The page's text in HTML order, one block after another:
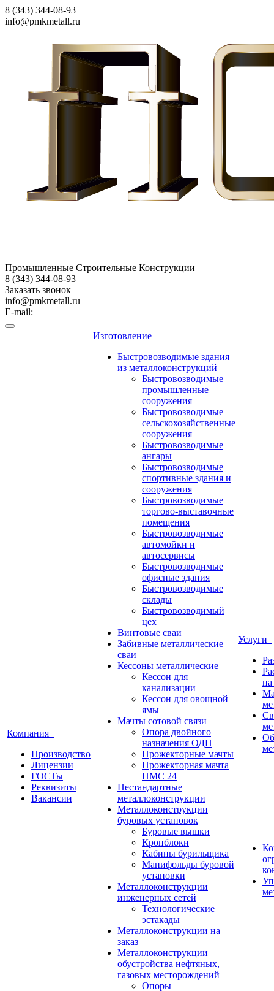
8 (343) 344-08-93
info@pmkmetall.ru
Промышленные Строительные Конструкции
8 (343) 344-08-93
Заказать звонок
info@pmkmetall.ru
E-mail:
Компания
Производство
Лицензии
ГОСТы
Реквизиты
Вакансии
Изготовление
Быстровозводимые здания
из металлоконструкций
Быстровозводимые
промышленные
сооружения
Быстровозводимые
сельскохозяйственные
сооружения
Быстровозводимые
ангары
Быстровозводимые
спортивные здания и
сооружения
Быстровозводимые
торгово-выставочные
помещения
Быстровозводимые
автомойки и
автосервисы
Быстровозводимые
офисные здания
Быстровозводимые
склады
Быстровозводимый
цех
Винтовые сваи
Забивные металлические
сваи
Кессоны металлические
Кессон для
канализации
Кессон для овощной
ямы
Мачты сотовой связи
Опора двойного
назначения ОДН
Прожекторные мачты
Прожекторная мачта
ПМС 24
Нестандартные
металлоконструкции
Металлоконструкции
буровых установок
Буровые вышки
Кронблоки
Кабины бурильщика
Манифольды буровой
установки
Металлоконструкции
инженерных сетей
Технологические
эстакады
Металлоконструкции на
заказ
Металлоконструкции
обустройства нефтяных,
газовых месторождений
Опоры
Услуги